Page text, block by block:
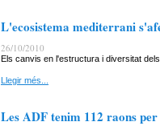
L'ecosistema mediterrani
26/10/2010
Els canvis en l'estructura i diversitat
Llegir més...
Les ADF tenim 112 raons